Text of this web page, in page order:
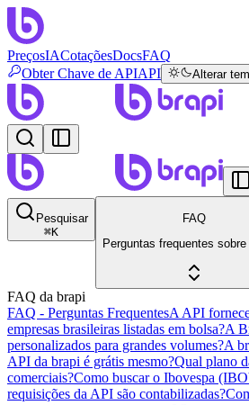
PreçosIACotaçõesDocsFAQ
Obter Chave de APIAPI Alterar
Pesquisar
⌘K
FAQ
Perguntas frequentes sobre
FAQ da brapi
FAQ - Perguntas FrequentesA API
empresas brasileiras listadas em bolsa?A
personalizados para grandes volumes?A
API da brapi é grátis mesmo?Qual plano
comerciais?Como buscar o Ibovespa
requisições da API são contabilizadas?